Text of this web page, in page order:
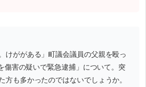
けががある」町議会議員の父親を殴っ
傷害の疑いで緊急逮捕」について。突
方も多かったのではないでしょうか。